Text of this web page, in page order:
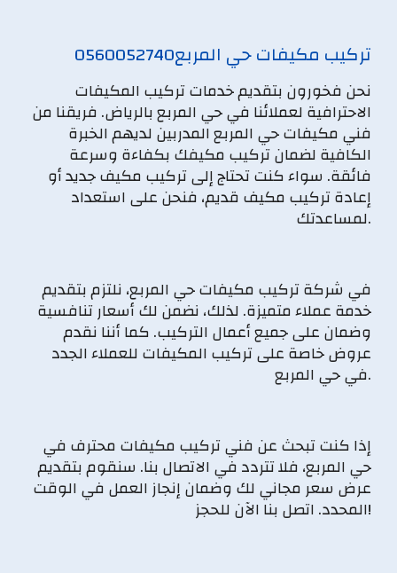
0560052740تركيب مكيفات حي المربع
نحن فخورون بتقديم خدمات تركيب المكيفات
الاحترافية لعملائنا في حي المربع بالرياض. فريقنا من
فني مكيفات حي المربع المدربين لديهم الخبرة
الكافية لضمان تركيب مكيفك بكفاءة وسرعة
فائقة. سواء كنت تحتاج إلى تركيب مكيف جديد أو
إعادة تركيب مكيف قديم، فنحن على استعداد
لمساعدتك.
في شركة تركيب مكيفات حي المربع، نلتزم بتقديم
خدمة عملاء متميزة. لذلك، نضمن لك أسعار تنافسية
وضمان على جميع أعمال التركيب. كما أننا نقدم
عروض خاصة على تركيب المكيفات للعملاء الجدد
في حي المربع.
إذا كنت تبحث عن فني تركيب مكيفات محترف في
حي المربع، فلا تتردد في الاتصال بنا. سنقوم بتقديم
عرض سعر مجاني لك وضمان إنجاز العمل في الوقت
المحدد. اتصل بنا الآن للحجز!